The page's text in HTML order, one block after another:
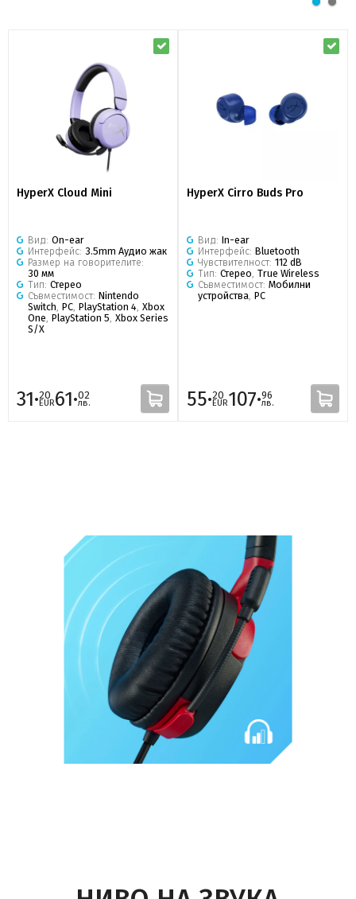
HyperX Cloud Mini
Вид: On-ear
Интерфейс: 3.5mm Аудио жак
Размер на говорителите:
30 мм
Тип: Стерео
Съвместимост: Nintendo
Switch, PC, PlayStation 4, Xbox
One, PlayStation 5, Xbox Series
S/X
31·20
EUR61·02
лв.
HyperX Cirro Buds Pro
Вид: In-ear
Интерфейс: Bluetooth
Чувствителност: 112 dB
Тип: Стерео, True Wireless
Съвместимост: Мобилни
устройства, PC
55·20
EUR107·96
лв.